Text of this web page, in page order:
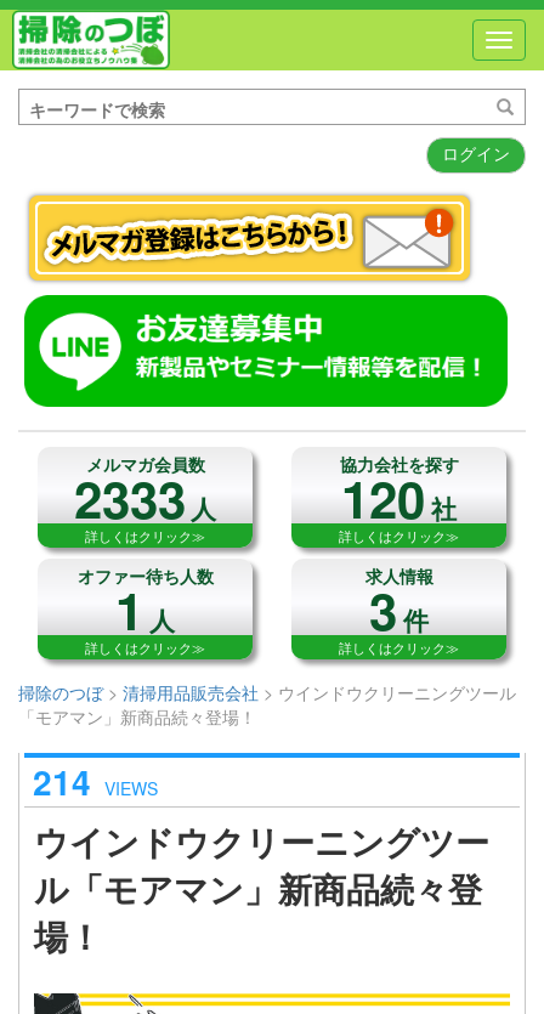
ログイン
メルマガ会員数
2333人
詳しくはクリック≫
協力会社を探す
120社
詳しくはクリック≫
オファー待ち人数
1人
詳しくはクリック≫
求人情報
3件
詳しくはクリック≫
掃除のつぼ> 清掃用品販売会社 > ウインドウクリーニングツール
「モアマン」新商品続々登場！
214 VIEWS
ウインドウクリーニングツー
ル「モアマン」新商品続々登
場！